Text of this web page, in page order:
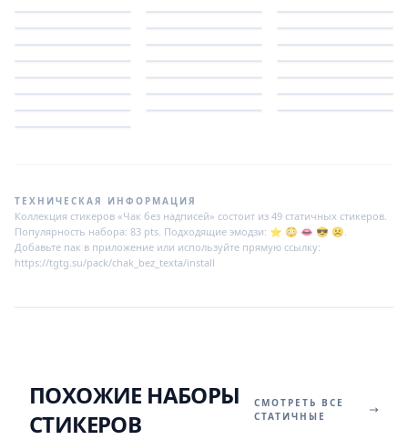
ТЕХНИЧЕСКАЯ ИНФОРМАЦИЯ
Коллекция стикеров «Чак без надписей» состоит из 49 статичных стикеров.
Популярность набора: 83 pts. Подходящие эмодзи: ⭐ 😳 👄 😎 ☹️.
Добавьте пак в приложение или используйте прямую ссылку:
https://tgtg.su/pack/chak_bez_texta/install
ПОХОЖИЕ НАБОРЫ
СТИКЕРОВ
СМОТРЕТЬ ВСЕ
СТАТИЧНЫЕ